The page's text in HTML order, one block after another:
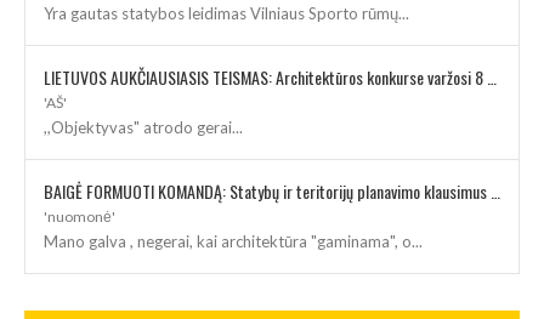
Yra gautas statybos leidimas Vilniaus Sporto rūmų...
'AŠ'
,,Objektyvas" atrodo gerai...
'nuomonė'
Mano galva , negerai, kai architektūra "gaminama", o...